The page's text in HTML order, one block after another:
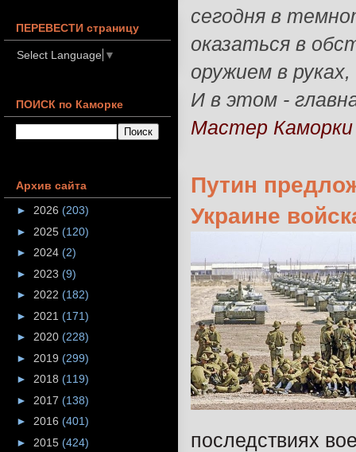
сегодня в
оказаться в
оружием в
И в этом -
Мастер Каморки
Путин
Украине
последствиях
ПЕРЕВЕСТИ страницу
Select Language ▼
ПОИСК по Каморке
Архив сайта
► 2026 (203)
► 2025 (120)
► 2024 (2)
► 2023 (9)
► 2022 (182)
► 2021 (171)
► 2020 (228)
► 2019 (299)
► 2018 (119)
► 2017 (138)
► 2016 (401)
► 2015 (424)